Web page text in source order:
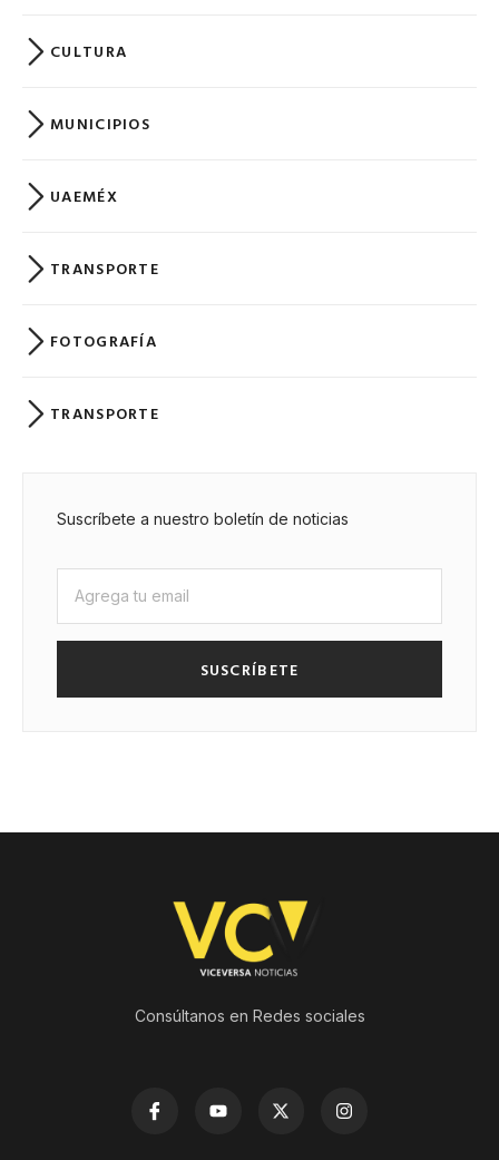
CULTURA
MUNICIPIOS
UAEMÉX
TRANSPORTE
FOTOGRAFÍA
TRANSPORTE
Suscríbete a nuestro boletín de noticias
SUSCRÍBETE
Consúltanos en Redes sociales